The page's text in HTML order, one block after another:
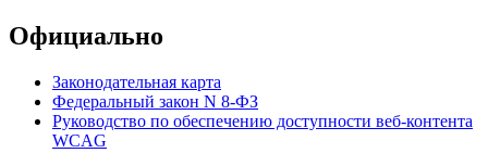
Официально
Законодательная карта
Федеральный закон N 8-ФЗ
Руководство по обеспечению доступности веб-контента
WCAG